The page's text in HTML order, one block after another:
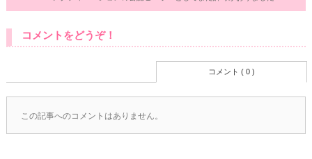
コメントをどうぞ！
コメント ( 0 )
この記事へのコメントはありません。